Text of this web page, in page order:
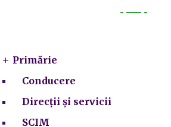
Primărie
Conducere
Direcții și servicii
SCIM